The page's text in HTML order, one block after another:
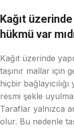
Kağıt
hükmü var
Kağıt üzerinde
taşınır mallar için
hiçbir
resmi şekle
Taraflar yalnızca
olur. Bu nedenle